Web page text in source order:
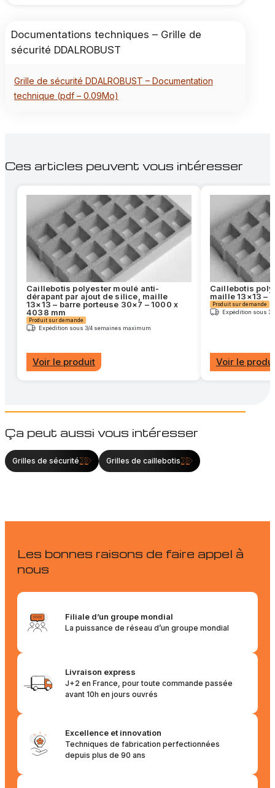
Documentations techniques – Grille de
sécurité DDALROBUST
Grille de sécurité DDALROBUST – Documentation
technique (pdf – 0.09Mo)
Ces articles peuvent vous intéresser
Caillebotis polyester moulé anti-
dérapant par ajout de silice, maille
13×13 – barre porteuse 30×7 – 1000 x
4038 mm
Produit sur demande
Expédition sous 3/4 semaines maximum
Voir le produit
Caillebotis
maille 13×13 –
Produit sur demande
Expédition sous
Voir le
Ça peut aussi vous intéresser
Grilles de sécurité Grilles de caillebotis
Les bonnes raisons de faire appel à
nous
Filiale d’un groupe mondial
La puissance de réseau d’un groupe mondial
Livraison express
J+2 en France, pour toute commande passée
avant 10h en jours ouvrés
Excellence et innovation
Techniques de fabrication perfectionnées
depuis plus de 90 ans